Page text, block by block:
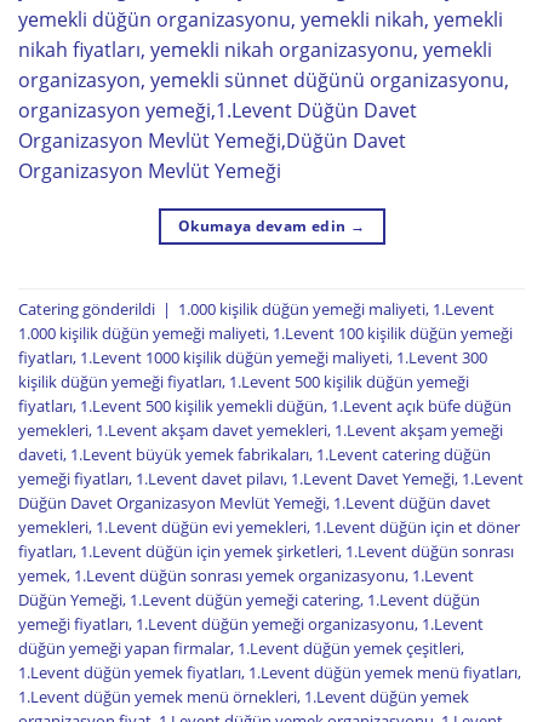
yemekli düğün organizasyonu, yemekli nikah, yemekli
nikah fiyatları, yemekli nikah organizasyonu, yemekli
organizasyon, yemekli sünnet düğünü organizasyonu,
organizasyon yemeği,1.Levent Düğün Davet
Organizasyon Mevlüt Yemeği,Düğün Davet
Organizasyon Mevlüt Yemeği
Okumaya devam edin →
Cateringgönderildi | 1.000 kişilik düğün yemeği maliyeti, 1.Levent
1.000 kişilik düğün yemeği maliyeti, 1.Levent 100 kişilik düğün yemeği
fiyatları, 1.Levent 1000 kişilik düğün yemeği maliyeti, 1.Levent 300
kişilik düğün yemeği fiyatları, 1.Levent 500 kişilik düğün yemeği
fiyatları, 1.Levent 500 kişilik yemekli düğün, 1.Levent açık büfe düğün
yemekleri, 1.Levent akşam davet yemekleri, 1.Levent akşam yemeği
daveti, 1.Levent büyük yemek fabrikaları, 1.Levent catering düğün
yemeği fiyatları, 1.Levent davet pilavı, 1.Levent Davet Yemeği, 1.Levent
Düğün Davet Organizasyon Mevlüt Yemeği, 1.Levent düğün davet
yemekleri, 1.Levent düğün evi yemekleri, 1.Levent düğün için et döner
fiyatları, 1.Levent düğün için yemek şirketleri, 1.Levent düğün sonrası
yemek, 1.Levent düğün sonrası yemek organizasyonu, 1.Levent
Düğün Yemeği, 1.Levent düğün yemeği catering, 1.Levent düğün
yemeği fiyatları, 1.Levent düğün yemeği organizasyonu, 1.Levent
düğün yemeği yapan firmalar, 1.Levent düğün yemek çeşitleri,
1.Levent düğün yemek fiyatları, 1.Levent düğün yemek menü fiyatları,
1.Levent düğün yemek menü örnekleri, 1.Levent düğün yemek